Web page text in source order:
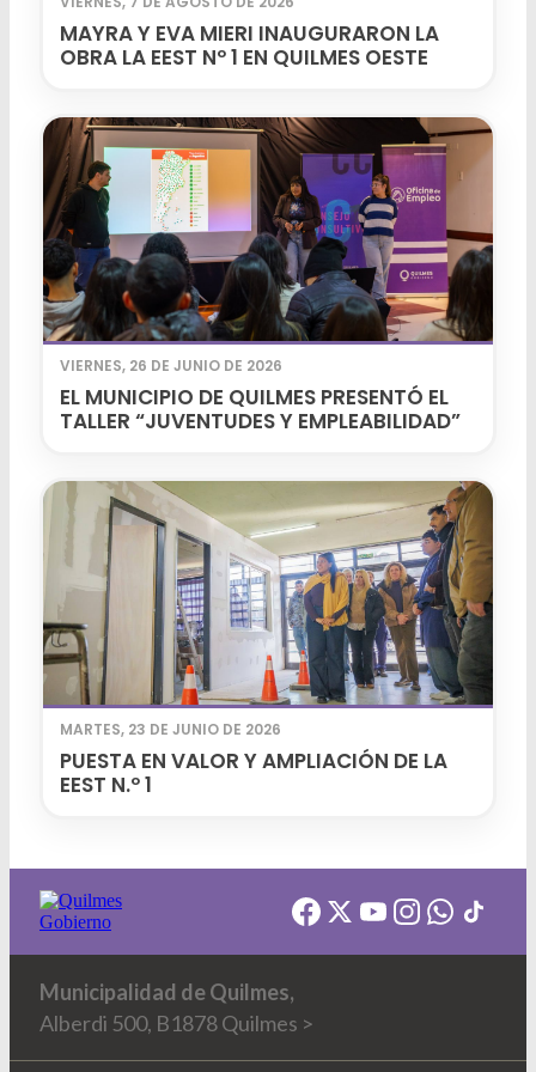
MAYRA Y EVA MIERI INAUGURARON LA
OBRA LA EEST Nº 1 EN QUILMES OESTE
VIERNES, 26 DE JUNIO DE 2026
EL MUNICIPIO DE QUILMES PRESENTÓ EL
TALLER “JUVENTUDES Y EMPLEABILIDAD”
MARTES, 23 DE JUNIO DE 2026
PUESTA EN VALOR Y AMPLIACIÓN DE LA
EEST N.º 1
Municipalidad de Quilmes,
Alberdi 500, B1878 Quilmes >